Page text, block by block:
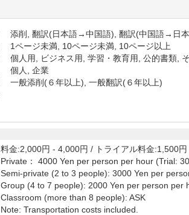
添削, 翻訳(日本語→中国語), 翻訳(中国語→日
1ページ未満, 10ページ未満, 10ページ以上
個人用, ビジネス用, 学習・教育用, 公的書類,
個人, 企業
一般添削(６年以上), 一般翻訳(６年以上)
料金:2,000円 - 4,000円 / トライアル料金:1,500
Private： 4000 Yen per person per hour (Trial:
Semi-private (2 to 3 people): 3000 Yen per
Group (4 to 7 people): 2000 Yen per person per
Classroom (more than 8 people): ASK
Note: Transportation costs included.